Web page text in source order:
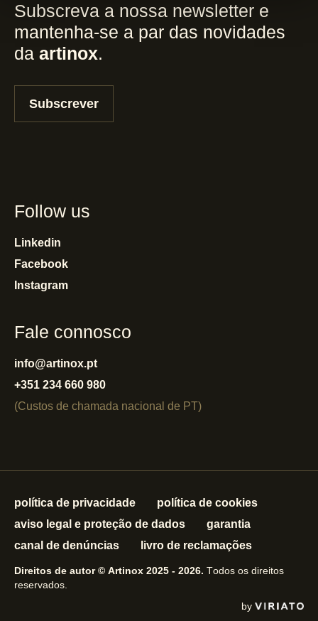
Subscreva a nossa newsletter e
mantenha-se a par das novidades
da artinox.
Subscrever
Follow us
Linkedin
Facebook
Instagram
Fale connosco
info@artinox.pt
+351 234 660 980
(Custos de chamada nacional de PT)
política de privacidade
política de cookies
aviso legal e proteção de dados
garantia
canal de denúncias
livro de reclamações
Direitos de autor © Artinox 2025 - 2026. Todos os direitos
reservados.
by